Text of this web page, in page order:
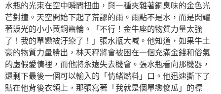
水瓶的光束在空中瞬間扭曲，與一種夾雜著銅臭味的金色光
芒對撞。天空開始下起了荒謬的雨。雨點不是水，而是閃耀
著淚光的小小黃銅齒輪。「不行！金牛座的物質力量太強
了！我的單戀被汙染了！」張水瓶大喊。他知道，如果牛土
豪的物質力量勝出，林天秤將會被困在一個充滿金錢和俗氣
的虛假愛情裡，而他將永遠失去機會。張水瓶看向那機器，
還剩下最後一個可以輸入的「情緒燃料」口。他迅速撕下了
貼在他背後衣領上，那張寫著「我就是個單戀傻瓜」的標